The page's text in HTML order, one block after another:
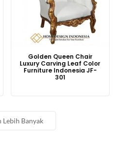
Golden Queen Chair
Luxury Carving Leaf Color
Furniture Indonesia JF-
301
Lebih Banyak